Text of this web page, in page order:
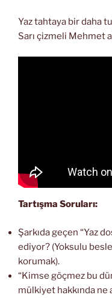
Yaz tahtaya bir daha
Sarı çizmeli Mehmet
Tartışma Soruları:
Şarkıda geçen “Yaz
ediyor? (Yoksulu
korumak).
“Kimse göçmez bu
mülkiyet hakkında ne